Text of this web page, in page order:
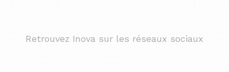
Retrouvez Inova sur les réseaux sociaux